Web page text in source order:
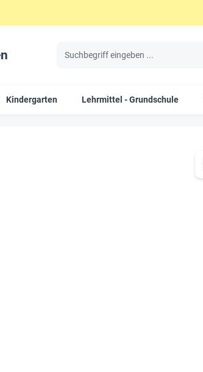
Kindergarten Lehrmittel - Grundschule